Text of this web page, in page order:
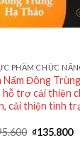
PHẨM CHỨC
Nấm Đông
hỗ trợ cải thiện
cải thiện tình
₫135.800